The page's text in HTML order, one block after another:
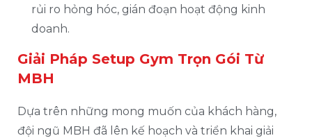
rủi ro hỏng hóc, gián đoạn hoạt động kinh
doanh.
Giải Pháp Setup Gym Trọn Gói Từ
MBH
Dựa trên những mong muốn của khách hàng,
đội ngũ MBH đã lên kế hoạch và triển khai giải